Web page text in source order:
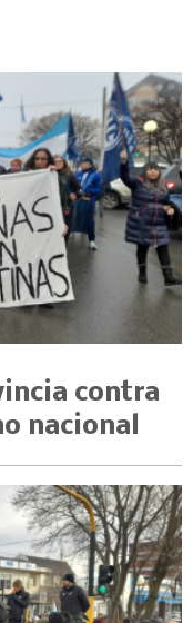
contra
nacional